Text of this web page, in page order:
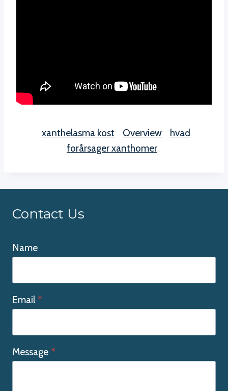
xanthelasma kost Overview
hvad
forårsager xanthomer
Contact Us
Name
Email *
Message *